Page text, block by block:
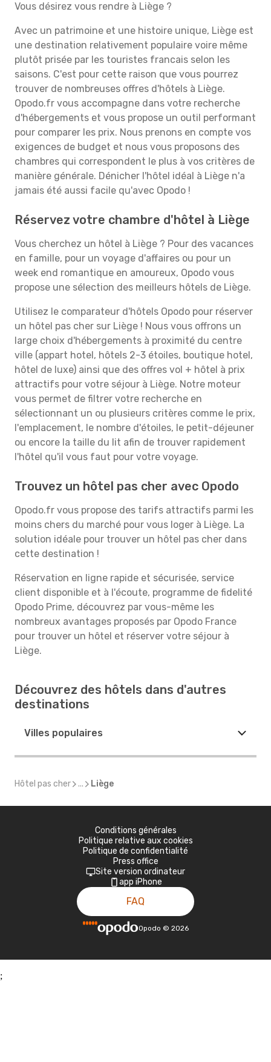
Vous désirez vous rendre à Liège ?
Avec un patrimoine et une histoire unique, Liège est
une destination relativement populaire voire même
plutôt prisée par les touristes francais selon les
saisons. C'est pour cette raison que vous pourrez
trouver de nombreuses offres d'hôtels à Liège.
Opodo.fr vous accompagne dans votre recherche
d'hébergements et vous propose un outil performant
pour comparer les prix. Nous prenons en compte vos
exigences de budget et nous vous proposons des
chambres qui correspondent le plus à vos critères de
manière générale. Dénicher l'hôtel idéal à Liège n'a
jamais été aussi facile qu'avec Opodo !
Réservez votre chambre d'hôtel à Liège
Vous cherchez un hôtel à Liège ? Pour des vacances
en famille, pour un voyage d'affaires ou pour un
week end romantique en amoureux, Opodo vous
propose une sélection des meilleurs hôtels de Liège.
Utilisez le comparateur d'hôtels Opodo pour réserver
un hôtel pas cher sur Liège ! Nous vous offrons un
large choix d'hébergements à proximité du centre
ville (appart hotel, hôtels 2-3 étoiles, boutique hotel,
hôtel de luxe) ainsi que des offres vol + hôtel à prix
attractifs pour votre séjour à Liège. Notre moteur
vous permet de filtrer votre recherche en
sélectionnant un ou plusieurs critères comme le prix,
l'emplacement, le nombre d'étoiles, le petit-déjeuner
ou encore la taille du lit afin de trouver rapidement
l'hôtel qu'il vous faut pour votre voyage.
Trouvez un hôtel pas cher avec Opodo
Opodo.fr vous propose des tarifs attractifs parmi les
moins chers du marché pour vous loger à Liège. La
solution idéale pour trouver un hôtel pas cher dans
cette destination !
Réservation en ligne rapide et sécurisée, service
client disponible et à l'écoute, programme de fidelité
Opodo Prime, découvrez par vous-même les
nombreux avantages proposés par Opodo France
pour trouver un hôtel et réserver votre séjour à
Liège.
Découvrez des hôtels dans d'autres
destinations
Villes populaires
Hôtel pas cher ... Liège
Conditions générales
Politique relative aux cookies
Politique de confidentialité
Press office
Site version ordinateur
app iPhone
FAQ
Opodo © 2026
;